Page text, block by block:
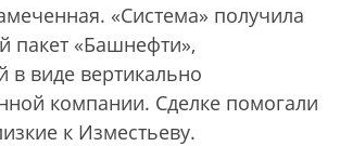
«Система» получила
пакет «Башнефти»,
в виде вертикально
компании. Сделке помогали
к Изместьеву.